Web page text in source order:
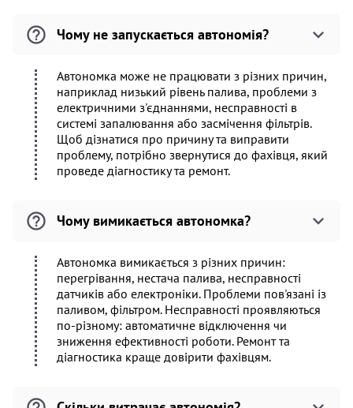
Чому не запускається автономія?
Автономка може не працювати з різних причин,
наприклад низький рівень палива, проблеми з
електричними з'єднаннями, несправності в
системі запалювання або засмічення фільтрів.
Щоб дізнатися про причину та виправити
проблему, потрібно звернутися до фахівця, який
проведе діагностику та ремонт.
Чому вимикається автономка?
Автономка вимикається з різних причин:
перегрівання, нестача палива, несправності
датчиків або електроніки. Проблеми пов'язані із
паливом, фільтром. Несправності проявляються
по-різному: автоматичне відключення чи
зниження ефективності роботи. Ремонт та
діагностика краще довірити фахівцям.